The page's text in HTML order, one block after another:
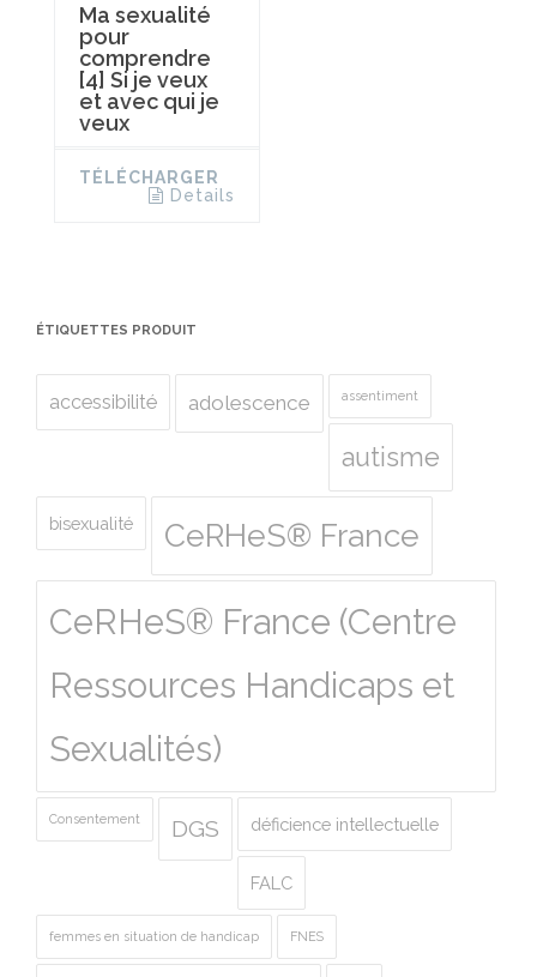
Ma sexualité
pour
comprendre
[4] Si je veux
et avec qui je
veux
TÉLÉCHARGER
Details
ÉTIQUETTES PRODUIT
accessibilité adolescence assentiment
autisme
bisexualité CeRHeS® France
CeRHeS® France (Centre
Ressources Handicaps et
Sexualités)
Consentement DGS déficience intellectuelle
FALC
femmes en situation de handicap FNES